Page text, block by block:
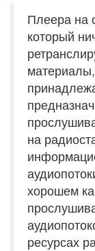
Плеера на
который
на
хорошем
ресурсах